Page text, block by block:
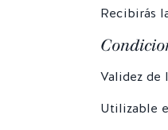
Recibirás
Validez de
Utilizable